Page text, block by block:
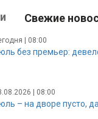
Свежие
| 08:00
без премьер:
| 08:00
– на дворе пусто,